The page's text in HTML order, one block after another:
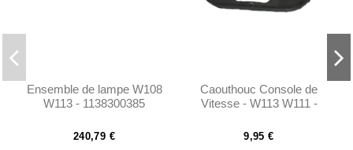
Ensemble de lampe W108
W113 - 1138300385
240,79 €
Caouthouc Console de
Vitesse - W113 W111 -
9,95 €